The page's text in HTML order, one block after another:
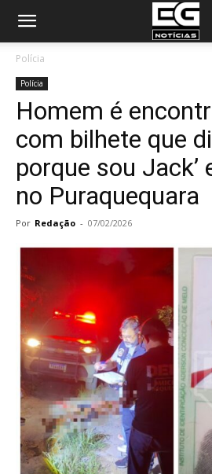
Polícia
Polícia
Homem é
com bilhete que
porque sou Jack’
no Puraquequara
Por Redação - 07/02/2026